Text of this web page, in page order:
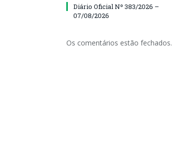
Diário Oficial Nº 383/2026 –
07/08/2026
Os comentários estão fechados.